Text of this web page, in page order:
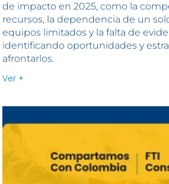
de impacto en 2025, como la
recursos, la dependencia de un
equipos limitados y la falta de
identificando oportunidades y
afrontarlos.
Ver +